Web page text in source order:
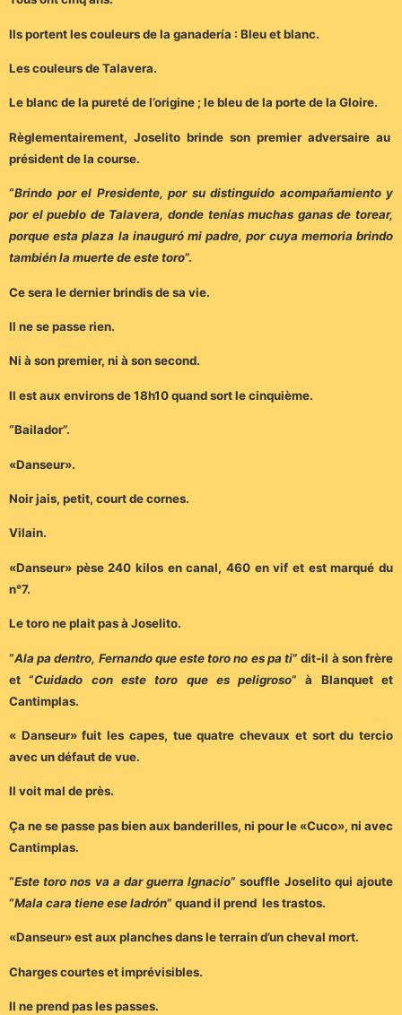
Ils portent les couleurs de la ganadería : Bleu et blanc.
Les couleurs de Talavera.
Le blanc de la pureté de l’origine ; le bleu de la porte de la Gloire.
Règlementairement, Joselito brinde son premier adversaire au
président de la course.
“Brindo por el Presidente, por su distinguido acompañamiento y
por el pueblo de Talavera, donde tenías muchas ganas de torear,
porque esta plaza la inauguró mi padre, por cuya memoria brindo
también la muerte de este toro”.
Ce sera le dernier brindis de sa vie.
Il ne se passe rien.
Ni à son premier, ni à son second.
Il est aux environs de 18h10 quand sort le cinquième.
“Bailador”.
«Danseur».
Noir jais, petit, court de cornes.
Vilain.
«Danseur» pèse 240 kilos en canal, 460 en vif et est marqué du
n°7.
Le toro ne plait pas à Joselito.
“Ala pa dentro, Fernando que este toro no es pa ti” dit-il à son frère
et “Cuidado con este toro que es peligroso” à Blanquet et
Cantimplas.
« Danseur» fuit les capes, tue quatre chevaux et sort du tercio
avec un défaut de vue.
Il voit mal de près.
Ça ne se passe pas bien aux banderilles, ni pour le «Cuco», ni avec
Cantimplas.
“Este toro nos va a dar guerra Ignacio” souffle Joselito qui ajoute
“Mala cara tiene ese ladrón” quand il prend les trastos.
«Danseur» est aux planches dans le terrain d’un cheval mort.
Charges courtes et imprévisibles.
Il ne prend pas les passes.